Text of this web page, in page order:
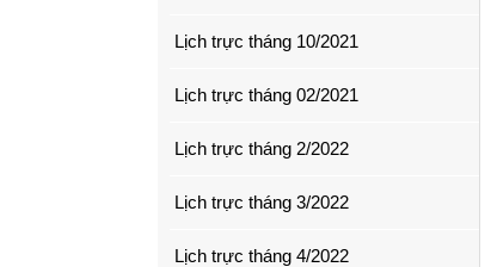
Lịch trực tháng 10/2021
Lịch trực tháng 02/2021
Lịch trực tháng 2/2022
Lịch trực tháng 3/2022
Lịch trực tháng 4/2022